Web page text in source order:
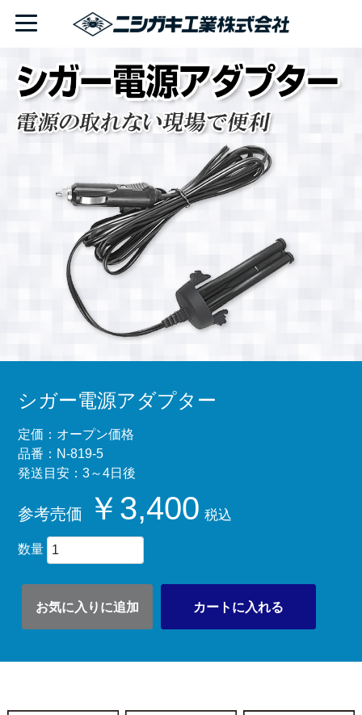
シガー電源アダプター
定価：オープン価格
品番：N-819-5
発送目安：3～4日後
参考売価 ￥3,400 税込
数量
カートに入れる
お気に入りに追加